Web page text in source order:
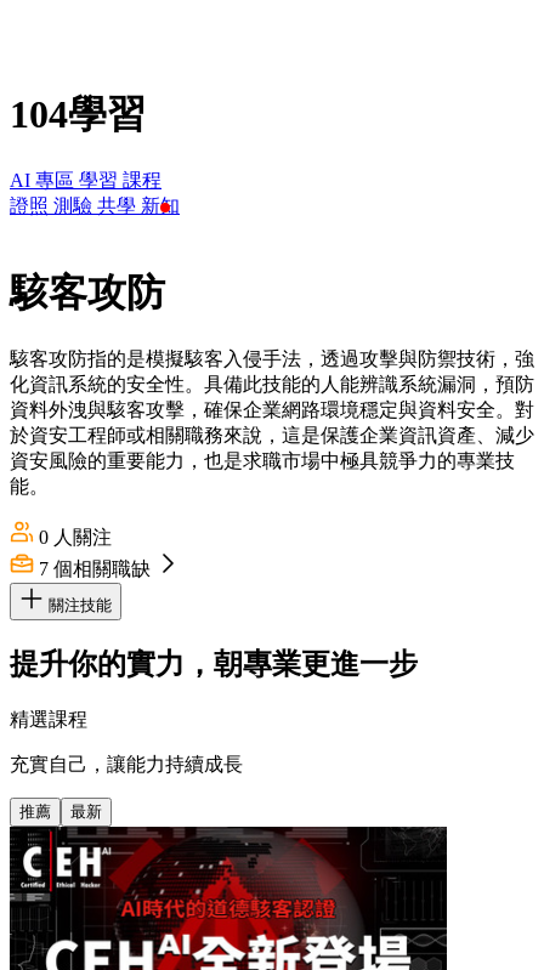
104學習
AI 專區 學習 課程
證照 測驗 共學 新知
駭客攻防
駭客攻防指的是模擬駭客入侵手法，透過攻擊與防禦技術，強
化資訊系統的安全性。具備此技能的人能辨識系統漏洞，預防
資料外洩與駭客攻擊，確保企業網路環境穩定與資料安全。對
於資安工程師或相關職務來說，這是保護企業資訊資產、減少
資安風險的重要能力，也是求職市場中極具競爭力的專業技
能。
0 人關注
7 個相關職缺
關注技能
提升你的實力，朝專業更進一步
精選課程
充實自己，讓能力持續成長
推薦 最新